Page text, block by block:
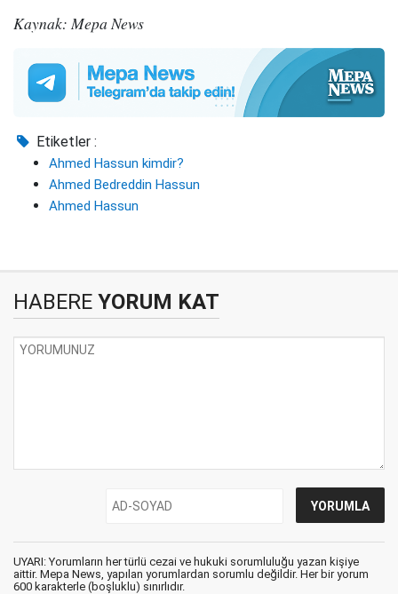
Kaynak: Mepa News
Etiketler :
Ahmed Hassun kimdir?
Ahmed Bedreddin Hassun
Ahmed Hassun
HABERE YORUM KAT
UYARI: Yorumların her türlü cezai ve hukuki sorumluluğu yazan kişiye
aittir. Mepa News, yapılan yorumlardan sorumlu değildir. Her bir yorum
600 karakterle (boşluklu) sınırlıdır.